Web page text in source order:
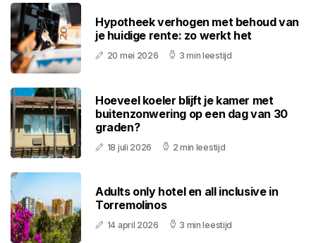
Hypotheek verhogen met behoud van
je huidige rente: zo werkt het
20 mei 2026 3 min leestijd
Hoeveel koeler blijft je kamer met
buitenzonwering op een dag van 30
graden?
18 juli 2026 2 min leestijd
Adults only hotel en all inclusive in
Torremolinos
14 april 2026 3 min leestijd